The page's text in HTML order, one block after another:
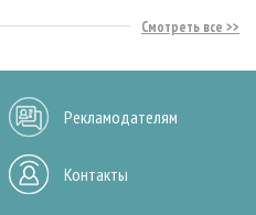
Смотреть все
Рекламодателям
Контакты